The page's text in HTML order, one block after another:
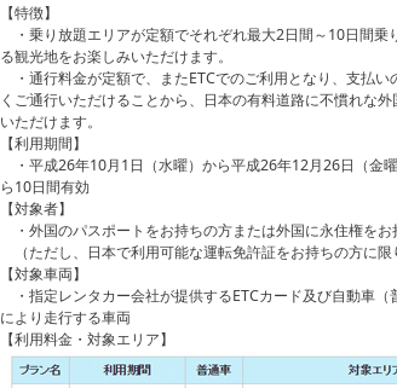
【特徴】
・乗り放題エリアが定額でそれぞれ最大2日間～10日間乗
る観光地をお楽しみいただけます。
・通行料金が定額で、またETCでのご利用となり、支払い
くご通行いただけることから、日本の有料道路に不慣れな
いただけます。
【利用期間】
・平成26年10月1日（水曜）から平成26年12月26日（金
ら10日間有効
【対象者】
・外国のパスポートをお持ちの方または外国に永住権をお
（ただし、日本で利用可能な運転免許証をお持ちの方に限
【対象車両】
・指定レンタカー会社が提供するETCカード及び自動車（
により走行する車両
【利用料金・対象エリア】